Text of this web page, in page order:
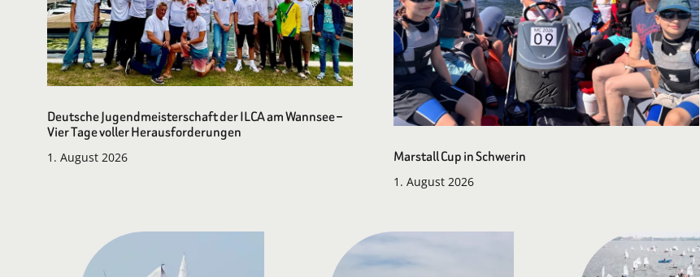
Deutsche Jugendmeisterschaft der ILCA am Wannsee –
Vier Tage voller Herausforderungen
1. August 2026 Marstall Cup in Schwerin
1. August 2026